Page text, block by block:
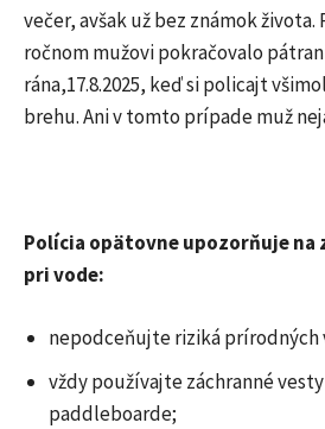
večer, avšak už bez známok života.
ročnom mužovi pokračovalo
rána,17.8.2025, keď si policajt
brehu. Ani v tomto prípade muž
Polícia opätovne upozorňuje na
pri vode:
nepodceňujte riziká prírodných
vždy používajte záchranné
paddleboarde;